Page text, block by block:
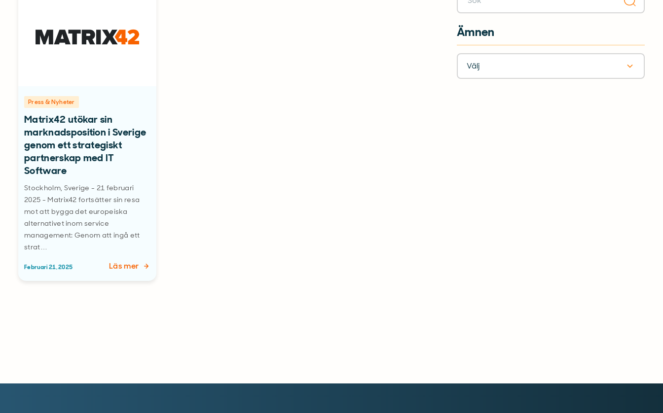
Press & Nyheter
Matrix42 utökar sin
marknadsposition i Sverige
genom ett strategiskt
partnerskap med IT
Software
Stockholm, Sverige - 21 februari
2025 - Matrix42 fortsätter sin resa
mot att bygga det europeiska
alternativet inom service
management: Genom att ingå ett
strat…
Februari 21, 2025 Läs mer
Ämnen
Välj